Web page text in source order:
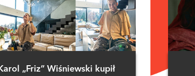
„Friz” Wiśniewski kupił